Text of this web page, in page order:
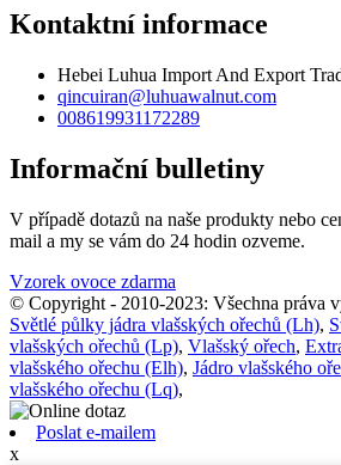
Kontaktní informace
Hebei Luhua Import And Export
qincuiran@luhuawalnut.com
008619931172289
Informační bulletiny
V případě dotazů na naše produkty nebo
mail a my se vám do 24 hodin ozveme.
Vzorek ovoce zdarma
© Copyright - 2010-2023: Všechna práva
Světlé půlky jádra vlašských ořechů (Lh),
vlašských ořechů (Lp), Vlašský ořech,
vlašského ořechu (Elh), Jádro vlašského
vlašského ořechu (Lq),
Poslat e-mailem
x